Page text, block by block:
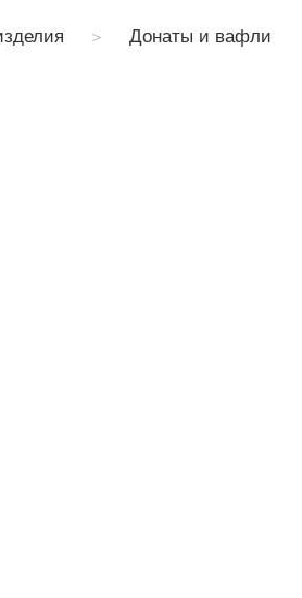
> Донаты и вафли